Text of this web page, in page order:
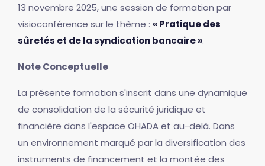
13 novembre 2025, une session de formation par
visioconférence sur le thème : « Pratique des
sûretés et de la syndication bancaire ».
Note Conceptuelle
La présente formation s'inscrit dans une dynamique
de consolidation de la sécurité juridique et
financière dans l'espace OHADA et au-delà. Dans
un environnement marqué par la diversification des
instruments de financement et la montée des